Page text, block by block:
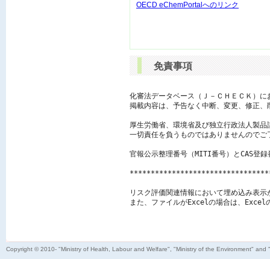
OECD eChemPortalへのリンク
免責事項
化審法データベース（Ｊ－ＣＨＥＣＫ）
掲載内容は、予告なく中断、変更、修正
厚生労働省、環境省及び独立行政法人製
一切責任を負うものではありませんのでご
官報公示整理番号（MITI番号）とCAS登
リスク評価関連情報において埋め込み表
また、ファイルがExcelの場合は、Excel
Copyright © 2010- "Ministry of Health, Labour and Welfare", "Ministry of the Environment"